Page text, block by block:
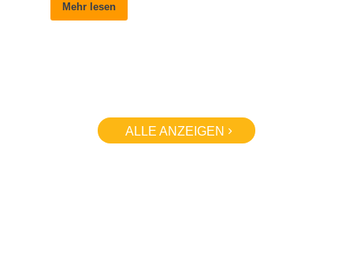
Mehr lesen
ALLE ANZEIGEN